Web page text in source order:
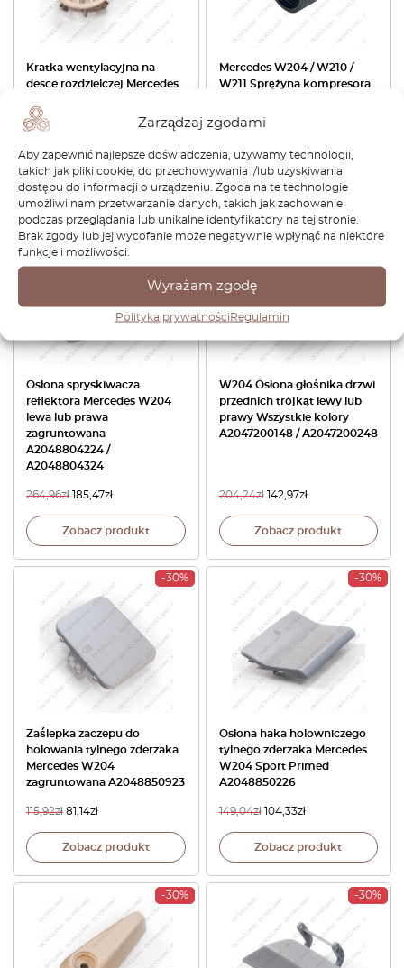
Zarządzaj zgodami
Aby zapewnić najlepsze doświadczenia, używamy technologii,
takich jak pliki cookie, do przechowywania i/lub uzyskiwania
dostępu do informacji o urządzeniu. Zgoda na te technologie
umożliwi nam przetwarzanie danych, takich jak zachowanie
podczas przeglądania lub unikalne identyfikatory na tej stronie.
Brak zgody lub jej wycofanie może negatywnie wpłynąć na niektóre
funkcje i możliwości.
Wyrażam zgodę
Polityka prywatnościRegulamin
Kratka wentylacyjna na
desce rozdzielczej Mercedes
wszystkie kolory JC1257678
Zobacz produkt
Mercedes W204 / W210 /
W211 Sprężyna kompresora
Zobacz produkt
Osłona spryskiwacza
reflektora Mercedes W204
lewa lub prawa
zagruntowana
A2048804224 /
A2048804324
264,96zł 185,47zł
Zobacz produkt
W204 Osłona głośnika drzwi
przednich trójkąt lewy lub
prawy Wszystkie kolory
A2047200148 / A2047200248
204,24zł 142,97zł
Zobacz produkt
-30%
Zaślepka zaczepu do
holowania tylnego zderzaka
Mercedes W204
zagruntowana A2048850923
115,92zł 81,14zł
Zobacz produkt
-30%
Osłona haka holowniczego
tylnego zderzaka Mercedes
W204 Sport Primed
A2048850226
149,04zł 104,33zł
Zobacz produkt
-30% -30%